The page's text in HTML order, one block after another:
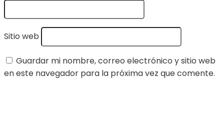
Sitio web
Guardar mi nombre, correo electrónico y sitio web
en este navegador para la próxima vez que comente.